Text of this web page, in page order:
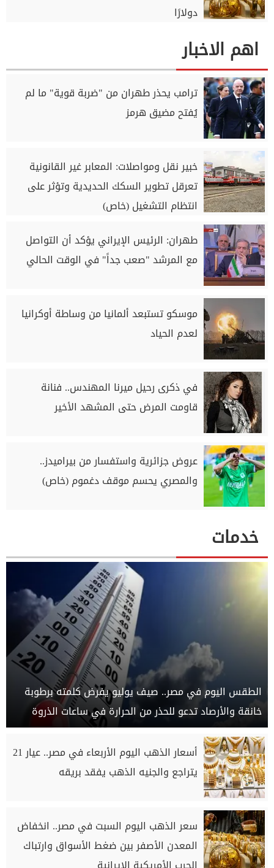
دولارًا
اهم الاخبار
ترامب يحذر طهران من "ضربة قوية" ما لم
يُفتح مضيق هرمز
خبير نقل ومواصلات: المعابر غير القانونية
تعرقل تطوير السكك الحديدية وتؤثر على
انتظام التشغيل (خاص)
طهران: الرئيس الإيراني يؤكد أن التواصل
مع المرشد "صعب جداً" في الوقت الحالي
موسكو تستبعد ألمانيا من وساطة أوكرانيا
لعدم الحياد
في ذكرى رحيل ميرنا المهندس.. فنانة
قاومت المرض حتى المشهد الأخير
عروض جزائرية واستفسار من بيراميدز..
والمصري يحسم موقف دغموم (خاص)
خدمات
الطقس اليوم في مصر.. صيف يوليو يفرض كلمته برطوبة
خانقة والأرصاد تدعو للحذر من الحرارة في ساعات الذروة
أسعار الذهب اليوم الأربعاء في مصر.. عيار 21
يتراجع والجنيه الذهب يفقد بريقه
سعر الذهب اليوم السبت في مصر.. انخفاض
المعدن الأصفر بين ضغط الأسواق وارتباك